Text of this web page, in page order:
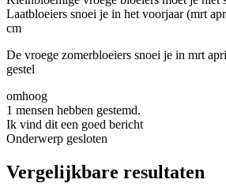
Laatbloeiers snoei je in het voorjaar (mrt
cm
De vroege zomerbloeiers snoei je in mrt
gestel
omhoog
1 mensen hebben gestemd.
Ik vind dit een goed bericht
Onderwerp gesloten
Vergelijkbare resultaten